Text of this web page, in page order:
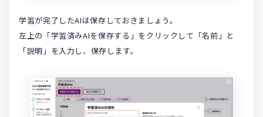
学習が完了したAIは保存しておきましょう。
左上の「学習済みAIを保存する」をクリックして「名前」と
「説明」を入力し、保存します。